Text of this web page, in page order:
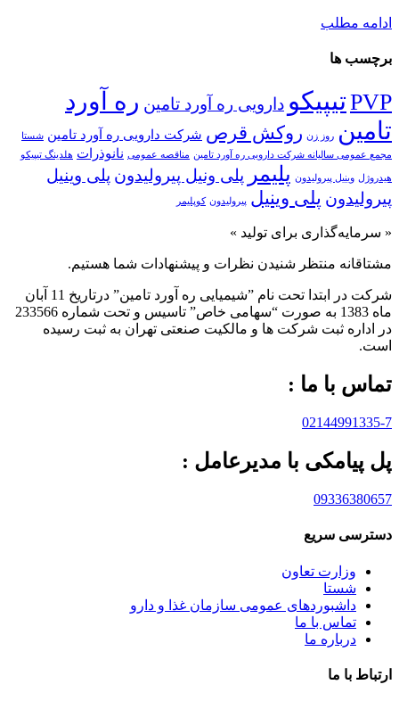
ادامه مطلب
برچسب ها
PVPتیپیکو دارویی ره آورد تامین ره آورد
تامین روز زن روکش قرص شرکت دارویی ره آورد تامین شستا
مجمع عمومی سالیانه شرکت دارویی ره آورد تامین مناقصه عمومی نانوذرات هلدینگ تیپیکو
هیدروژل وینیل پیرولیدون پلیمر پلی ونیل پیرولیدون پلی وینیل
پیرولیدون پلی‌ وینیل پیرولیدون کوپلیمر
« سرمایه‌گذاری برای تولید »
مشتاقانه منتظر شنیدن نظرات و پیشنهادات شما هستیم.
شرکت در ابتدا تحت نام ”شیمیایی ره آورد تامين” درتاريخ 11 آبان
ماه 1383 به صورت “سهامی خاص” تاسيس و تحت شماره 233566
در اداره ثبت شرکت ها و مالکيت صنعتی تهران به ثبت رسيده
است.
تماس با ما :
02144991335-7
پل پیامکی با مدیرعامل :
09336380657
دسترسی سریع
وزارت تعاون
شستا
داشبوردهای عمومی سازمان غذا و دارو
تماس با ما
درباره ما
ارتباط با ما